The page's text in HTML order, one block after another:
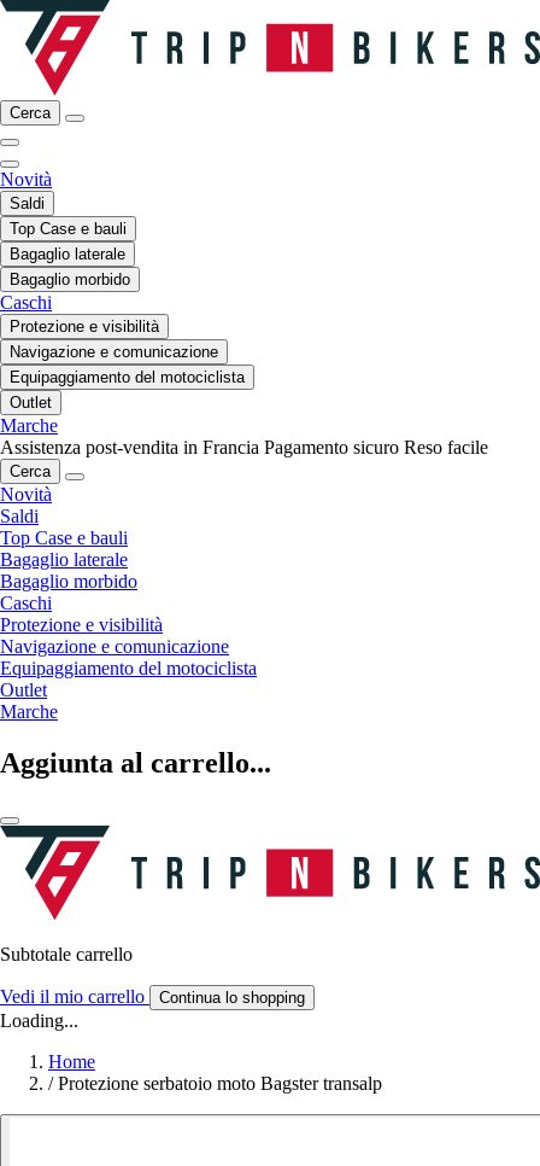
Cerca
Novità
Saldi
Top Case e bauli
Bagaglio laterale
Bagaglio morbido
Caschi
Protezione e visibilità
Navigazione e comunicazione
Equipaggiamento del motociclista
Outlet
Marche
Assistenza post-vendita in Francia Pagamento sicuro Reso facile
Cerca
Novità
Saldi
Top Case e bauli
Bagaglio laterale
Bagaglio morbido
Caschi
Protezione e visibilità
Navigazione e comunicazione
Equipaggiamento del motociclista
Outlet
Marche
Aggiunta al carrello...
Subtotale carrello
Vedi il mio carrello Continua lo shopping
Loading...
Home
/ Protezione serbatoio moto Bagster transalp